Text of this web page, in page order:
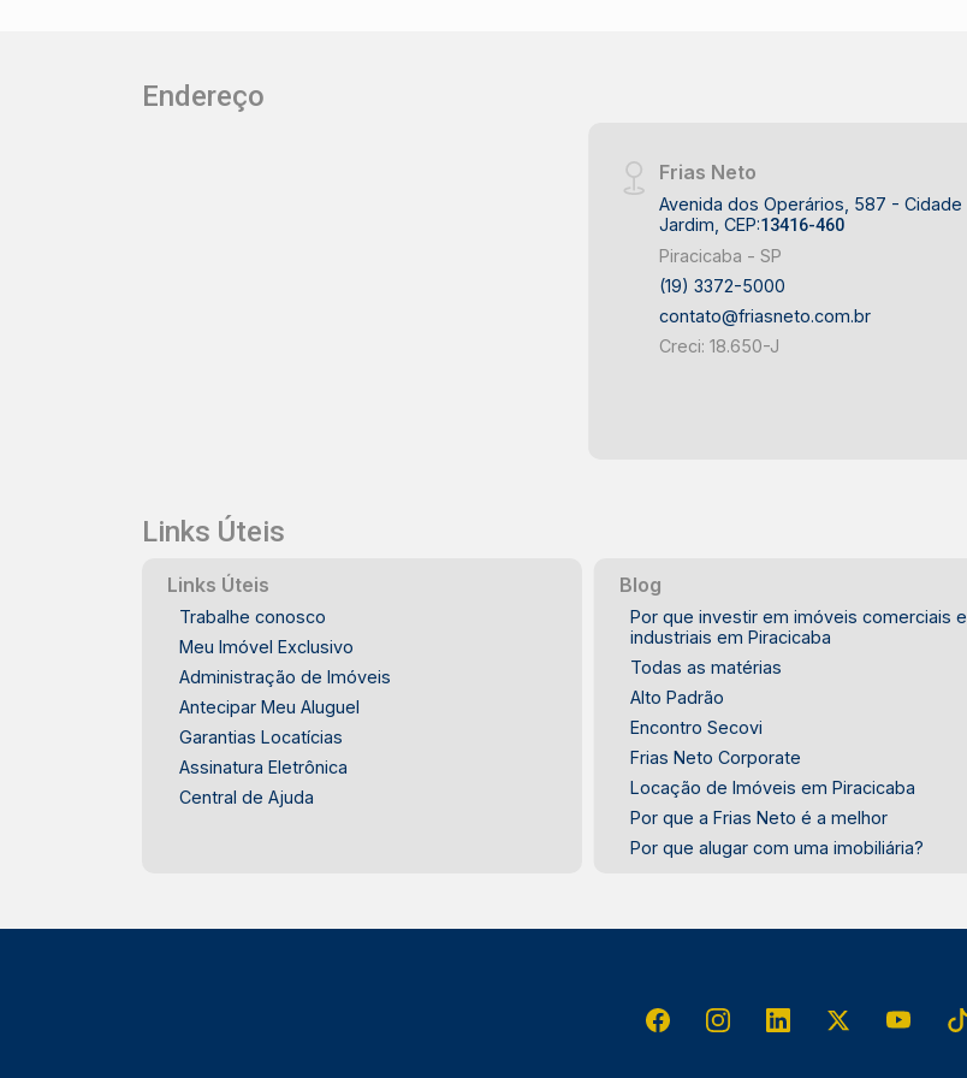
Endereço
Frias Neto
Avenida dos Operários, 587 - Cidade
Jardim, CEP:13416-460
Piracicaba - SP
(19) 3372-5000
contato@friasneto.com.br
Creci: 18.650-J
Links Úteis
Links Úteis
Trabalhe conosco
Meu Imóvel Exclusivo
Administração de Imóveis
Antecipar Meu Aluguel
Garantias Locatícias
Assinatura Eletrônica
Central de Ajuda
Blog
Por que investir em imóveis comerciais e
industriais em Piracicaba
Todas as matérias
Alto Padrão
Encontro Secovi
Frias Neto Corporate
Locação de Imóveis em Piracicaba
Por que a Frias Neto é a melhor
Por que alugar com uma imobiliária?